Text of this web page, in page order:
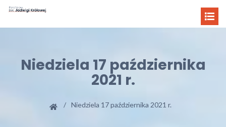
Niedziela 17 października
2021 r.
Niedziela 17 października 2021 r.